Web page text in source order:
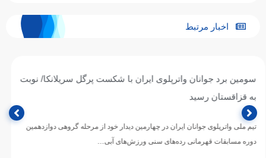
اخبار مرتبط
واترپلوی جوانان ایران از سد میزبان گذشت/ پیروزی ارزشمند
برابر تایلند؛ چشم به نبرد با هنگ‌کنگ
تیم ملی واترپلوی جوانان ایران در دومین دیدار خود از رقابت‌های دوازدهمین دوره
مسابقات رده‌های سنی قهرمانی ورزش‌های آبی آسیا،…